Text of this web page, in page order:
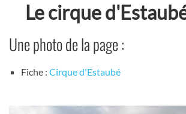
Le cirque
Une photo de la page :
Fiche : Cirque d'Estaubé